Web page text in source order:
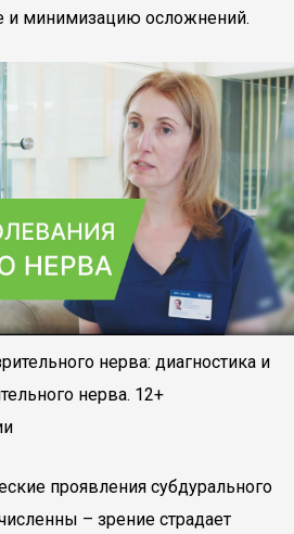
и минимизацию осложнений.
нерва: диагностика и
нерва. 12+
проявления субдурального
– зрение страдает